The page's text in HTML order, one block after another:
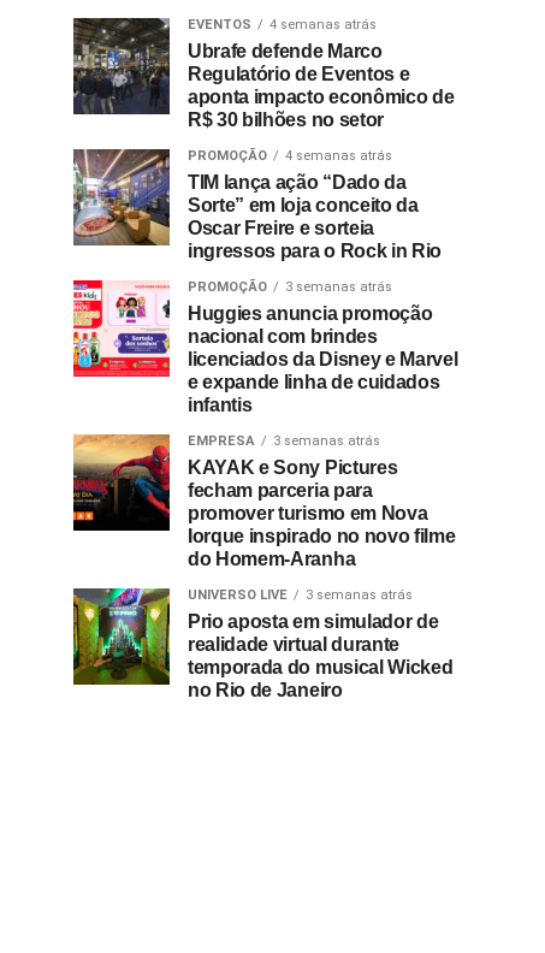
EVENTOS 4 semanas atrás
Ubrafe defende Marco
Regulatório de Eventos e
aponta impacto econômico de
R$ 30 bilhões no setor
PROMOÇÃO 4 semanas atrás
TIM lança ação “Dado da
Sorte” em loja conceito da
Oscar Freire e sorteia
ingressos para o Rock in Rio
PROMOÇÃO 3 semanas atrás
Huggies anuncia promoção
nacional com brindes
licenciados da Disney e Marvel
e expande linha de cuidados
infantis
EMPRESA 3 semanas atrás
KAYAK e Sony Pictures
fecham parceria para
promover turismo em Nova
Iorque inspirado no novo filme
do Homem-Aranha
UNIVERSO LIVE 3 semanas atrás
Prio aposta em simulador de
realidade virtual durante
temporada do musical Wicked
no Rio de Janeiro